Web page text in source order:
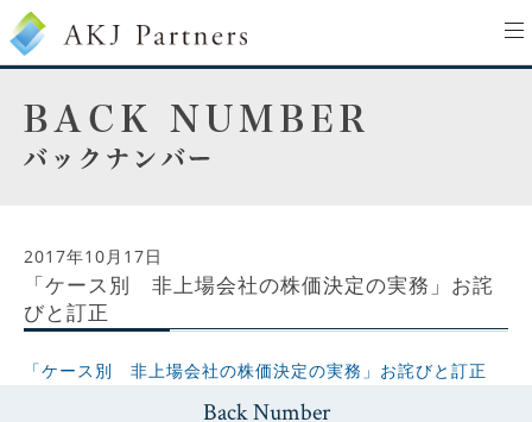
2017年10月17日
「ケース別 非上場会社の株価決定の実務」お詫
びと訂正
「ケース別 非上場会社の株価決定の実務」お詫びと訂正
Back Number